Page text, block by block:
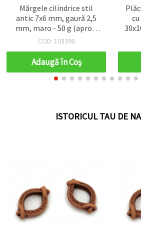
Mărgele cilindrice stil
antic 7x6 mm, gaură 2,5
mm, maro - 50 g (aprox.
340 buc.)
COD: 103390
Adaugă în Coş
ISTORICUL TAU DE